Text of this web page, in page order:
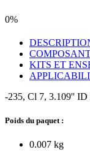
0%
KITS ET
-235, Cl 7, 3.109''
Poids du paquet :
0.007 kg